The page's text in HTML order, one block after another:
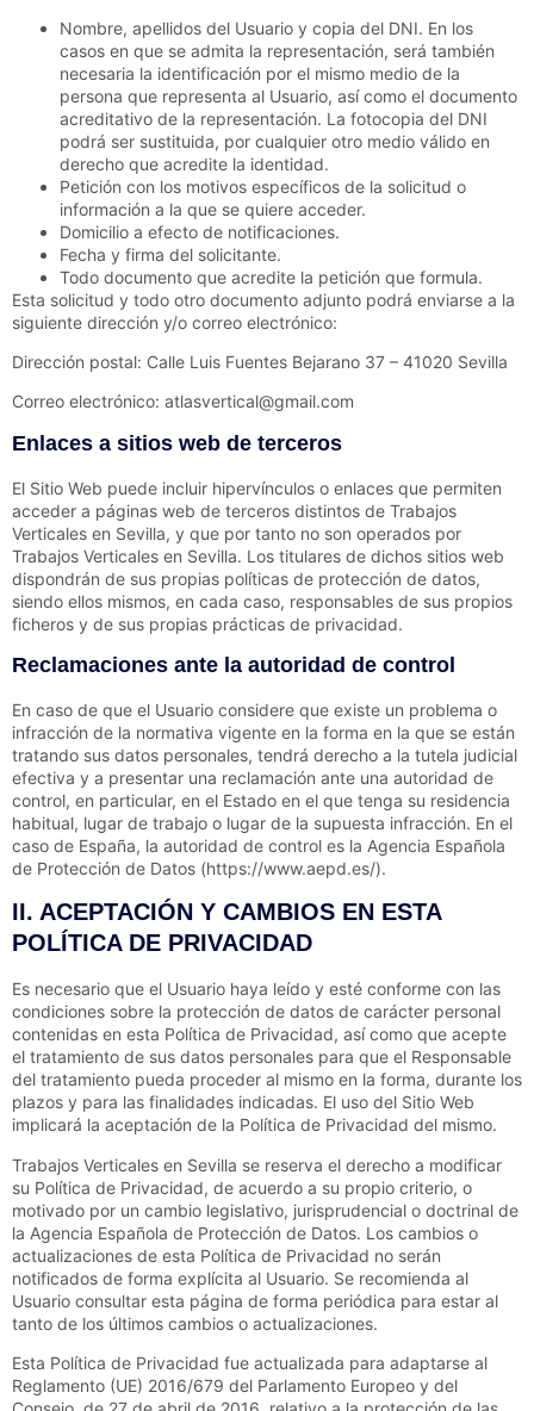
Nombre, apellidos del Usuario y copia del DNI. En los
casos en que se admita la representación, será también
necesaria la identificación por el mismo medio de la
persona que representa al Usuario, así como el documento
acreditativo de la representación. La fotocopia del DNI
podrá ser sustituida, por cualquier otro medio válido en
derecho que acredite la identidad.
Petición con los motivos específicos de la solicitud o
información a la que se quiere acceder.
Domicilio a efecto de notificaciones.
Fecha y firma del solicitante.
Todo documento que acredite la petición que formula.
Esta solicitud y todo otro documento adjunto podrá enviarse a la
siguiente dirección y/o correo electrónico:
Dirección postal: Calle Luis Fuentes Bejarano 37 – 41020 Sevilla
Correo electrónico: atlasvertical@gmail.com
Enlaces a sitios web de terceros
El Sitio Web puede incluir hipervínculos o enlaces que permiten
acceder a páginas web de terceros distintos de Trabajos
Verticales en Sevilla, y que por tanto no son operados por
Trabajos Verticales en Sevilla. Los titulares de dichos sitios web
dispondrán de sus propias políticas de protección de datos,
siendo ellos mismos, en cada caso, responsables de sus propios
ficheros y de sus propias prácticas de privacidad.
Reclamaciones ante la autoridad de control
En caso de que el Usuario considere que existe un problema o
infracción de la normativa vigente en la forma en la que se están
tratando sus datos personales, tendrá derecho a la tutela judicial
efectiva y a presentar una reclamación ante una autoridad de
control, en particular, en el Estado en el que tenga su residencia
habitual, lugar de trabajo o lugar de la supuesta infracción. En el
caso de España, la autoridad de control es la Agencia Española
de Protección de Datos (https://www.aepd.es/).
II. ACEPTACIÓN Y CAMBIOS EN ESTA
POLÍTICA DE PRIVACIDAD
Es necesario que el Usuario haya leído y esté conforme con las
condiciones sobre la protección de datos de carácter personal
contenidas en esta Política de Privacidad, así como que acepte
el tratamiento de sus datos personales para que el Responsable
del tratamiento pueda proceder al mismo en la forma, durante los
plazos y para las finalidades indicadas. El uso del Sitio Web
implicará la aceptación de la Política de Privacidad del mismo.
Trabajos Verticales en Sevilla se reserva el derecho a modificar
su Política de Privacidad, de acuerdo a su propio criterio, o
motivado por un cambio legislativo, jurisprudencial o doctrinal de
la Agencia Española de Protección de Datos. Los cambios o
actualizaciones de esta Política de Privacidad no serán
notificados de forma explícita al Usuario. Se recomienda al
Usuario consultar esta página de forma periódica para estar al
tanto de los últimos cambios o actualizaciones.
Esta Política de Privacidad fue actualizada para adaptarse al
Reglamento (UE) 2016/679 del Parlamento Europeo y del